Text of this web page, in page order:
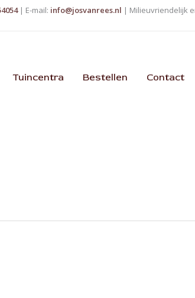
| E-mail: info@josvanrees.nl | Milieuvriendelijk
Tuincentra Bestellen Contact